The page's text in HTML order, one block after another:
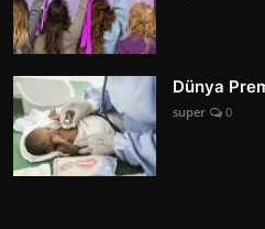
Dünya
super 0